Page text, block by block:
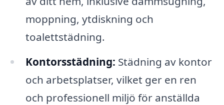
moppning, ytdiskning och
toalettstädning.
Kontorsstädning: Städning av kontor
och arbetsplatser, vilket ger en ren
och professionell miljö för anställda